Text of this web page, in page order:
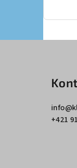
info@
+421